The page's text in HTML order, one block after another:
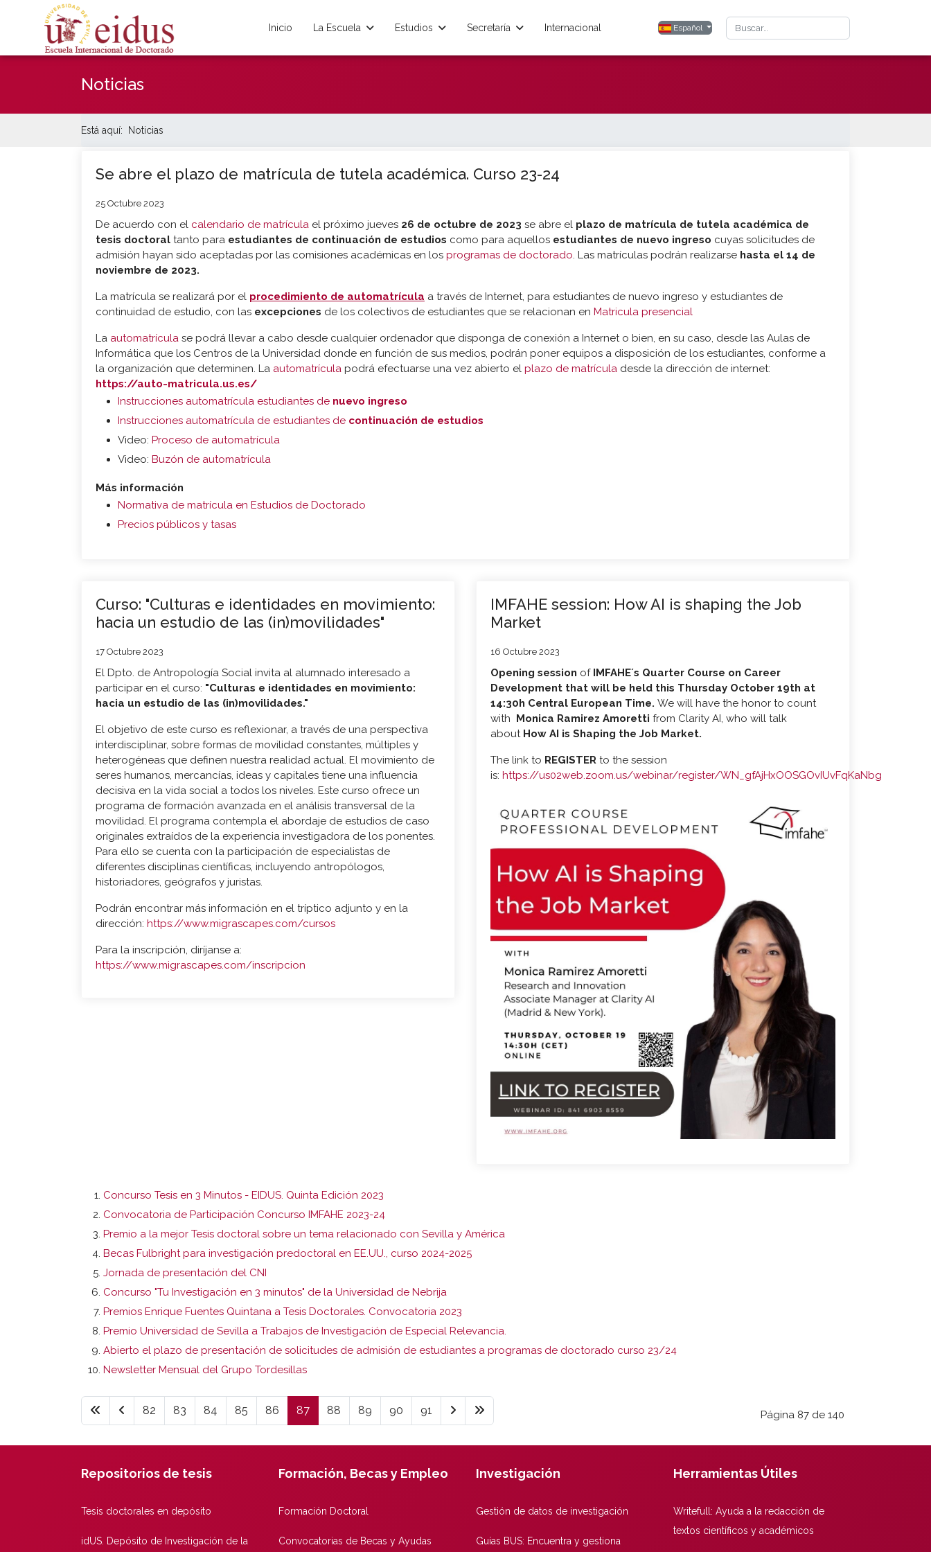
Inicio La Escuela Estudios Secretaría Internacional Seleccione su idioma
Español Buscar
Noticias
Está aquí: Noticias
Se abre el plazo de matrícula de tutela académica. Curso 23-24
25 Octubre 2023
De acuerdo con el calendario de matrícula el próximo jueves 26 de octubre de 2023 se abre el plazo de matrícula de tutela académica de
tesis doctoral tanto para estudiantes de continuación de estudios como para aquellos estudiantes de nuevo ingreso cuyas solicitudes de
admisión hayan sido aceptadas por las comisiones académicas en los programas de doctorado. Las matrículas podrán realizarse hasta el 14 de
noviembre de 2023.
La matrícula se realizará por el procedimiento de automatrícula a través de Internet, para estudiantes de nuevo ingreso y estudiantes de
continuidad de estudio, con las excepciones de los colectivos de estudiantes que se relacionan en Matricula presencial
La automatrícula se podrá llevar a cabo desde cualquier ordenador que disponga de conexión a Internet o bien, en su caso, desde las Aulas de
Informática que los Centros de la Universidad donde en función de sus medios, podrán poner equipos a disposición de los estudiantes, conforme a
la organización que determinen. La automatrícula podrá efectuarse una vez abierto el plazo de matrícula desde la dirección de internet:
https://auto-matricula.us.es/
Instrucciones automatrícula estudiantes de nuevo ingreso
Instrucciones automatrícula de estudiantes de continuación de estudios
Video: Proceso de automatrícula
Video: Buzón de automatrícula
Más información
Normativa de matrícula en Estudios de Doctorado
Precios públicos y tasas
Curso: "Culturas e identidades en movimiento:
hacia un estudio de las (in)movilidades"
17 Octubre 2023
El Dpto. de Antropología Social invita al alumnado interesado a
participar en el curso: "Culturas e identidades en movimiento:
hacia un estudio de las (in)movilidades."
El objetivo de este curso es reflexionar, a través de una perspectiva
interdisciplinar, sobre formas de movilidad constantes, múltiples y
heterogéneas que definen nuestra realidad actual. El movimiento de
seres humanos, mercancías, ideas y capitales tiene una influencia
decisiva en la vida social a todos los niveles. Este curso ofrece un
programa de formación avanzada en el análisis transversal de la
movilidad. El programa contempla el abordaje de estudios de caso
originales extraídos de la experiencia investigadora de los ponentes.
Para ello se cuenta con la participación de especialistas de
diferentes disciplinas científicas, incluyendo antropólogos,
historiadores, geógrafos y juristas.
Podrán encontrar más información en el tríptico adjunto y en la
dirección: https://www.migrascapes.com/cursos
Para la inscripción, diríjanse a:
https://www.migrascapes.com/inscripcion
IMFAHE session: How AI is shaping the Job
Market
16 Octubre 2023
Opening session of IMFAHE´s Quarter Course on Career
Development that will be held this Thursday October 19th at
14:30h Central European Time. We will have the honor to count
with Monica Ramirez Amoretti from Clarity AI, who will talk
about How AI is Shaping the Job Market.
The link to REGISTER to the session
is: https://us02web.zoom.us/webinar/register/WN_gfAjHxOOSGOvIUvFqKaNbg
Concurso Tesis en 3 Minutos - EIDUS. Quinta Edición 2023
Convocatoria de Participación Concurso IMFAHE 2023-24
Premio a la mejor Tesis doctoral sobre un tema relacionado con Sevilla y América
Becas Fulbright para investigación predoctoral en EE.UU., curso 2024-2025
Jornada de presentación del CNI
Concurso "Tu Investigación en 3 minutos" de la Universidad de Nebrija
Premios Enrique Fuentes Quintana a Tesis Doctorales. Convocatoria 2023
Premio Universidad de Sevilla a Trabajos de Investigación de Especial Relevancia.
Abierto el plazo de presentación de solicitudes de admisión de estudiantes a programas de doctorado curso 23/24
Newsletter Mensual del Grupo Tordesillas
Página 87 de 140
82 83 84 85 86 87 88 89 90 91
Repositorios de tesis
Tesis doctorales en depósito
idUS. Depósito de Investigación de la
Formación, Becas y Empleo
Formación Doctoral
Convocatorias de Becas y Ayudas
Investigación
Gestión de datos de investigación
Guías BUS: Encuentra y gestiona
Herramientas Útiles
Writefull: Ayuda a la redacción de
textos científicos y académicos